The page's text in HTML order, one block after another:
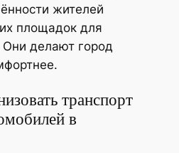
жителей
площадок для
Они делают город
транспорт
в